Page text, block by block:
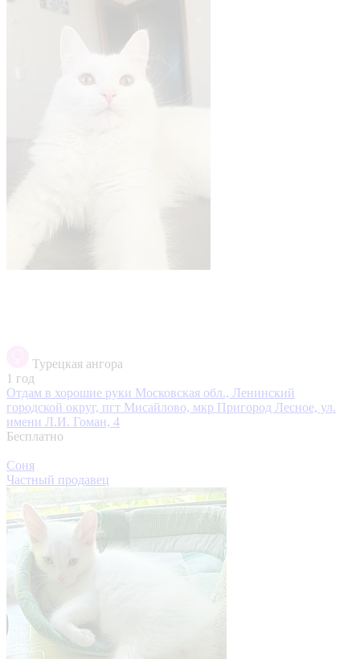
Турецкая ангора
1 год
Отдам в хорошие руки Московская обл., Ленинский
городской округ, пгт Мисайлово, мкр Пригород Лесное, ул.
имени Л.И. Гоман, 4
Бесплатно
Соня
Частный продавец